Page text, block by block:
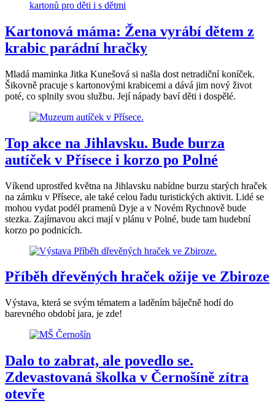
Kartonová máma: Žena vyrábí dětem z
krabic parádní hračky
Mladá maminka Jitka Kunešová si našla dost netradiční koníček.
Šikovně pracuje s kartonovými krabicemi a dává jim nový život
poté, co splnily svou službu. Její nápady baví děti i dospělé.
Top akce na Jihlavsku. Bude burza
autíček v Přísece i korzo po Polné
Víkend uprostřed května na Jihlavsku nabídne burzu starých hraček
na zámku v Přísece, ale také celou řadu turistických aktivit. Lidé se
mohou vydat podél pramenů Dyje a v Novém Rychnově bude
stezka. Zajímavou akci mají v plánu v Polné, bude tam hudební
korzo po podnicích.
Příběh dřevěných hraček ožije ve Zbiroze
Výstava, která se svým tématem a laděním báječně hodí do
barevného období jara, je zde!
Dalo to zabrat, ale povedlo se.
Zdevastovaná školka v Černošíně zítra
otevře